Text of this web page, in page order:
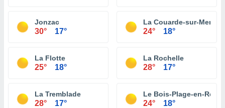
Jonzac
30° 17°
La Couarde-sur-Mer
24° 18°
La Flotte
25° 18°
La Rochelle
28° 17°
La Tremblade
28° 17°
Le Bois-Plage-en-Ré
24° 18°